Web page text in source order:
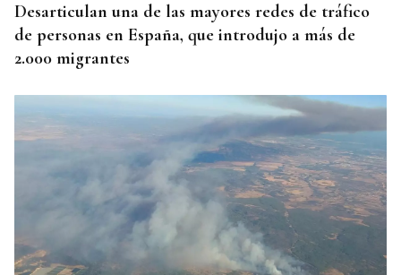
Desarticulan una de las mayores redes de tráfico
de personas en España, que introdujo a más de
2.000 migrantes